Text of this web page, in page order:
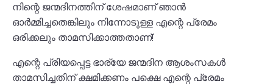
നിന്റെ ജന്മദിനത്തിന് ശേഷമാണ് ഞാൻ
ഓർമ്മിച്ചതെങ്കിലും നിന്നോടുള്ള എന്റെ പ്രേമം
ഒരിക്കലും താമസിക്കാത്തതാണ്!
എന്റെ പ്രിയപ്പെട്ട ഭാര്യേ ജന്മദിന ആശംസകൾ
താമസിച്ചതിന് ക്ഷമിക്കണം പക്ഷെ എന്റെ പ്രേമം